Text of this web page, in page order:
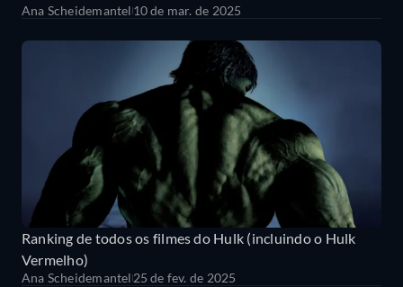
Ana Scheidemantel10 de mar. de 2025
Ranking de todos os filmes do Hulk (incluindo o Hulk
Vermelho)
Ana Scheidemantel25 de fev. de 2025